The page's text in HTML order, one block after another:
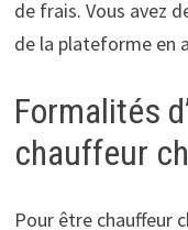
de frais. Vous avez
de la plateforme en
Formalités
chauffeur
Pour être chauffeur